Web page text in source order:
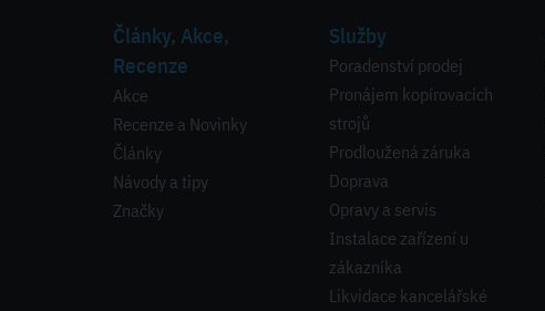
Články, Akce,
Recenze
Akce
Recenze a Novinky
Články
Návody a tipy
Značky
Služby
Poradenství prodej
Pronájem kopírovacích
strojů
Prodloužená záruka
Doprava
Opravy a servis
Instalace zařízení u
zákazníka
Likvidace kancelářské